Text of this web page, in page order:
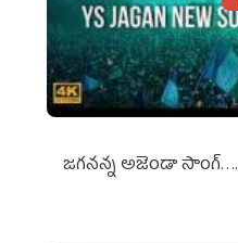
జగనన్న అజెండా సాంగ్….